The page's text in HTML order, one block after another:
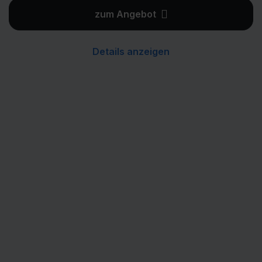
zum Angebot
Details anzeigen